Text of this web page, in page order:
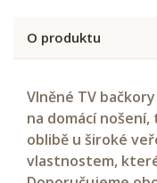
O produktu
Vlněné TV
na domácí
oblibě u široké
vlastnostem,